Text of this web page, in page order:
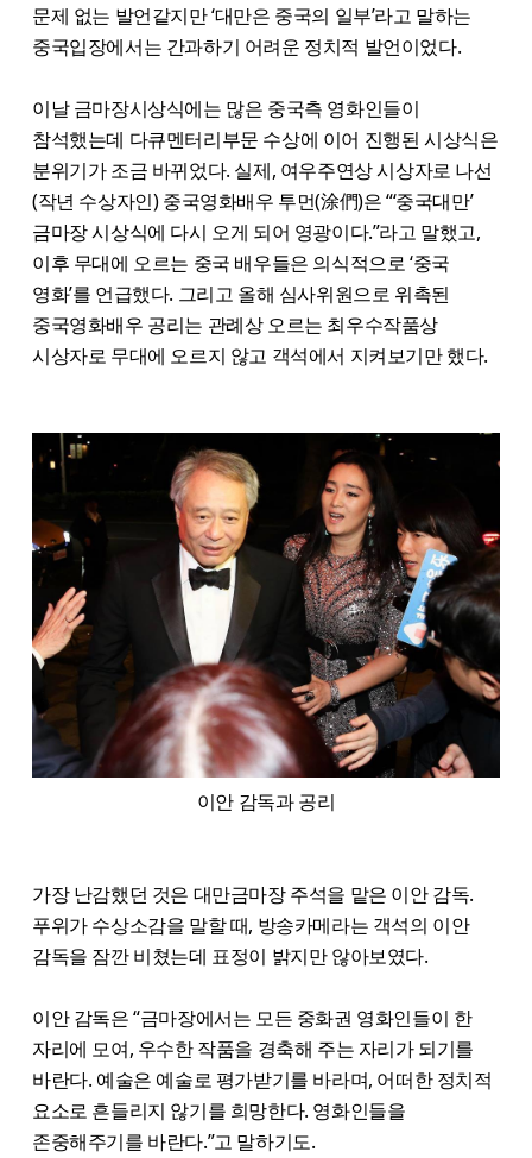
문제 없는 발언같지만 ‘대만은 중국의 일부’라고 말하는
중국입장에서는 간과하기 어려운 정치적 발언이었다.
이날 금마장시상식에는 많은 중국측 영화인들이
참석했는데 다큐멘터리부문 수상에 이어 진행된 시상식은
분위기가 조금 바뀌었다. 실제, 여우주연상 시상자로 나선
(작년 수상자인) 중국영화배우 투먼(涂們)은 “‘중국대만’
금마장 시상식에 다시 오게 되어 영광이다.”라고 말했고,
이후 무대에 오르는 중국 배우들은 의식적으로 ‘중국
영화’를 언급했다. 그리고 올해 심사위원으로 위촉된
중국영화배우 공리는 관례상 오르는 최우수작품상
시상자로 무대에 오르지 않고 객석에서 지켜보기만 했다.
이안 감독과 공리
가장 난감했던 것은 대만금마장 주석을 맡은 이안 감독.
푸위가 수상소감을 말할 때, 방송카메라는 객석의 이안
감독을 잠깐 비쳤는데 표정이 밝지만 않아보였다.
이안 감독은 “금마장에서는 모든 중화권 영화인들이 한
자리에 모여, 우수한 작품을 경축해 주는 자리가 되기를
바란다. 예술은 예술로 평가받기를 바라며, 어떠한 정치적
요소로 흔들리지 않기를 희망한다. 영화인들을
존중해주기를 바란다.”고 말하기도.